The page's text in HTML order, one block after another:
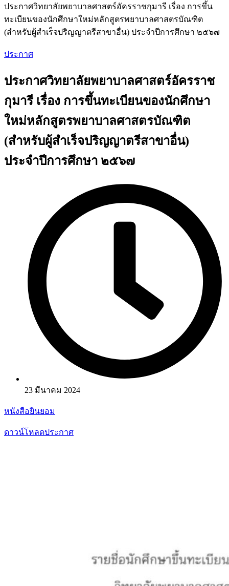
ประกาศวิทยาลัยพยาบาลศาสตร์อัครราชกุมารี เรื่อง การขึ้น
ทะเบียนของนักศึกษาใหม่หลักสูตรพยาบาลศาสตรบัณฑิต
(สำหรับผู้สำเร็จปริญญาตรีสาขาอื่น) ประจำปีการศึกษา ๒๕๖๗
ประกาศ
ประกาศวิทยาลัยพยาบาลศาสตร์อัครราช
กุมารี เรื่อง การขึ้นทะเบียนของนักศึกษา
ใหม่หลักสูตรพยาบาลศาสตรบัณฑิต
(สำหรับผู้สำเร็จปริญญาตรีสาขาอื่น)
ประจำปีการศึกษา ๒๕๖๗
23 มีนาคม 2024
หนังสือยินยอม
ดาวน์โหลดประกาศ